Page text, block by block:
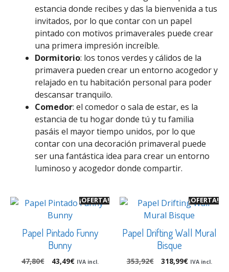
estancia donde recibes y das la bienvenida a tus
invitados, por lo que contar con un papel
pintado con motivos primaverales puede crear
una primera impresión increíble.
Dormitorio: los tonos verdes y cálidos de la
primavera pueden crear un entorno acogedor y
relajado en tu habitación personal para poder
descansar tranquilo.
Comedor: el comedor o sala de estar, es la
estancia de tu hogar donde tú y tu familia
pasáis el mayor tiempo unidos, por lo que
contar con una decoración primaveral puede
ser una fantástica idea para crear un entorno
luminoso y acogedor donde compartir.
¡OFERTA!
Papel Pintado Funny
Bunny
47,80€ 43,49€ IVA incl.
¡OFERTA!
Papel Drifting Wall Mural
Bisque
353,92€ 318,99€ IVA incl.